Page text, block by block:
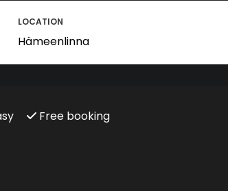
LOCATION
Free booking